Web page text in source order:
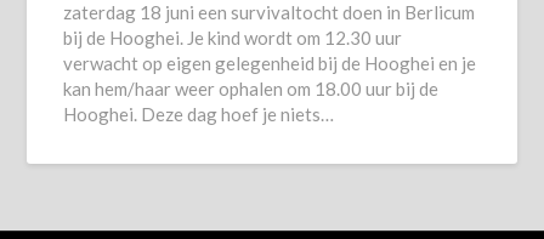
zaterdag 18 juni een survivaltocht doen in Berlicum
bij de Hooghei. Je kind wordt om 12.30 uur
verwacht op eigen gelegenheid bij de Hooghei en je
kan hem/haar weer ophalen om 18.00 uur bij de
Hooghei. Deze dag hoef je niets…